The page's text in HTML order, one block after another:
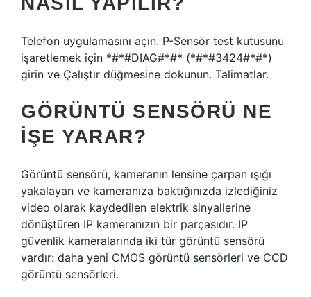
Telefon uygulamasını açın. P-Sensör test kutusunu
işaretlemek için *#*#DIAG#*#* (*#*#3424#*#*)
girin ve Çalıştır düğmesine dokunun. Talimatlar.
GÖRÜNTÜ SENSÖRÜ NE
IŞE YARAR?
Görüntü sensörü, kameranın lensine çarpan ışığı
yakalayan ve kameranıza baktığınızda izlediğiniz
video olarak kaydedilen elektrik sinyallerine
dönüştüren IP kameranızın bir parçasıdır. IP
güvenlik kameralarında iki tür görüntü sensörü
vardır: daha yeni CMOS görüntü sensörleri ve CCD
görüntü sensörleri.